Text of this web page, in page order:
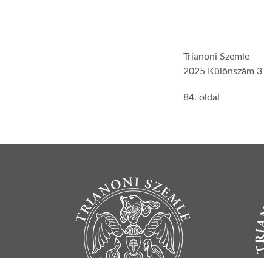
Trianoni Szemle
2025 Különszám 3
84. oldal